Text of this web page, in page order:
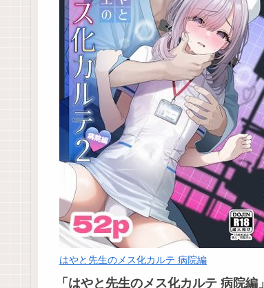
はやと先生のメス化カルテ 病院編
「はやと先生のメス化カルテ 病院編」